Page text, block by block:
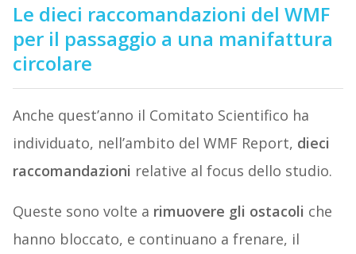
Le dieci raccomandazioni del WMF
per il passaggio a una manifattura
circolare
Anche quest’anno il Comitato Scientifico ha
individuato, nell’ambito del WMF Report, dieci
raccomandazioni relative al focus dello studio.
Queste sono volte a rimuovere gli ostacoli che
hanno bloccato, e continuano a frenare, il